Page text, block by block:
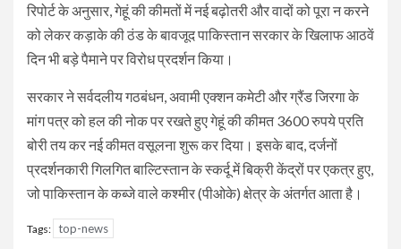
रिपोर्ट के अनुसार, गेहूं की कीमतों में नई बढ़ोतरी और वादों को पूरा न करने
को लेकर कड़ाके की ठंड के बावजूद पाकिस्तान सरकार के खिलाफ आठवें
दिन भी बड़े पैमाने पर विरोध प्रदर्शन किया।
सरकार ने सर्वदलीय गठबंधन, अवामी एक्शन कमेटी और ग्रैंड जिरगा के
मांग पत्र को हल की नोक पर रखते हुए गेहूं की कीमत 3600 रुपये प्रति
बोरी तय कर नई कीमत वसूलना शुरू कर दिया। इसके बाद, दर्जनों
प्रदर्शनकारी गिलगित बाल्टिस्तान के स्कर्दू में बिक्री केंद्रों पर एकत्र हुए,
जो पाकिस्तान के कब्जे वाले कश्मीर (पीओके) क्षेत्र के अंतर्गत आता है।
Tags: top-news